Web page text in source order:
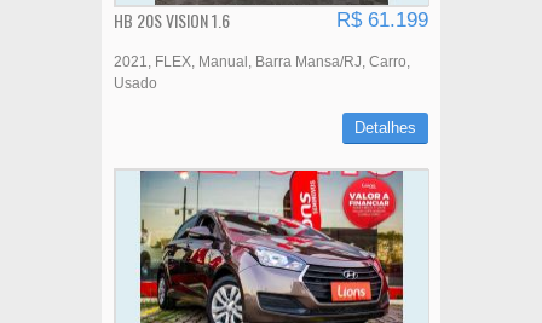
HB 20S VISION 1.6 R$ 61.199
2021 FLEX Manual Barra Mansa/RJ Carro
Usado
Detalhes